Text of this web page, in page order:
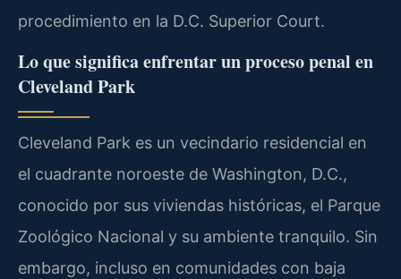
procedimiento en la D.C. Superior Court.
Lo que significa enfrentar un proceso penal en
Cleveland Park
Cleveland Park es un vecindario residencial en
el cuadrante noroeste de Washington, D.C.,
conocido por sus viviendas históricas, el Parque
Zoológico Nacional y su ambiente tranquilo. Sin
embargo, incluso en comunidades con baja